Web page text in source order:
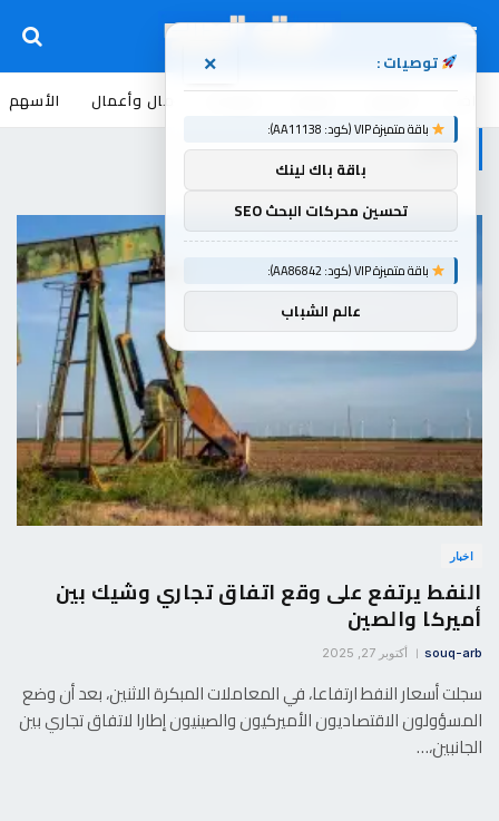
اخبار أسواق عروض منوعات مال وأعمال الأسهم
اتفاق
اخبار
النفط يرتفع على وقع اتفاق تجاري وشيك بين
أميركا والصين
souq-arb أكتوبر 27, 2025
سجلت أسعار النفط ارتفاعا، في المعاملات المبكرة الاثنين، بعد أن وضع
المسؤولون الاقتصاديون الأميركيون والصينيون إطارا لاتفاق تجاري بين
الجانبين،…
توصيات : ×
باقة متميزة VIP (كود: AA11138):
باقة باك لينك
تحسين محركات البحث SEO
باقة متميزة VIP (كود: AA86842):
عالم الشباب